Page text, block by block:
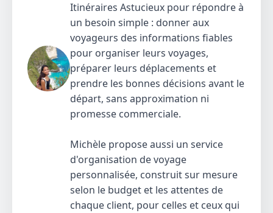
Itinéraires Astucieux pour répondre à
un besoin simple : donner aux
voyageurs des informations fiables
pour organiser leurs voyages,
préparer leurs déplacements et
prendre les bonnes décisions avant le
départ, sans approximation ni
promesse commerciale.
Michèle propose aussi un service
d'organisation de voyage
personnalisée, construit sur mesure
selon le budget et les attentes de
chaque client, pour celles et ceux qui